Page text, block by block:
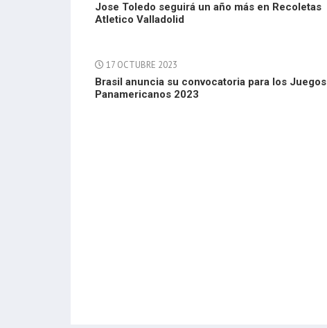
Jose Toledo seguirá un año más en Recoletas
Atletico Valladolid
17 OCTUBRE 2023
Brasil anuncia su convocatoria para los Juegos
Panamericanos 2023